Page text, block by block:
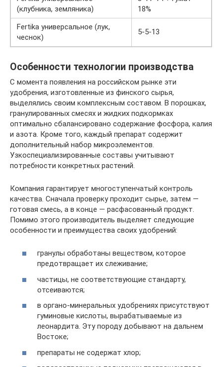
(клубника, земляника)
18%
Fertika универсальное (лук,
чеснок)
5-5-13
Особенности технологии производства
С момента появления на российском рынке эти
удобрения, изготовленные из финского сырья,
выделялись своим комплексным составом. В порошках,
гранулированных смесях и жидких подкормках
оптимально сбалансировано содержание фосфора, калия
и азота. Кроме того, каждый препарат содержит
дополнительный набор микроэлементов.
Узкоспециализированные составы учитывают
потребности конкретных растений.
Компания гарантирует многоступенчатый контроль
качества. Сначала проверку проходит сырье, затем —
готовая смесь, а в конце — расфасованный продукт.
Помимо этого производитель выделяет следующие
особенности и преимущества своих удобрений:
гранулы обработаны веществом, которое
предотвращает их слеживание;
частицы, не соответствующие стандарту,
отсеиваются;
в органо-минеральных удобрениях присутствуют
гуминовые кислоты, вырабатываемые из
леонардита. Эту породу добывают на дальнем
Востоке;
препараты не содержат хлор;